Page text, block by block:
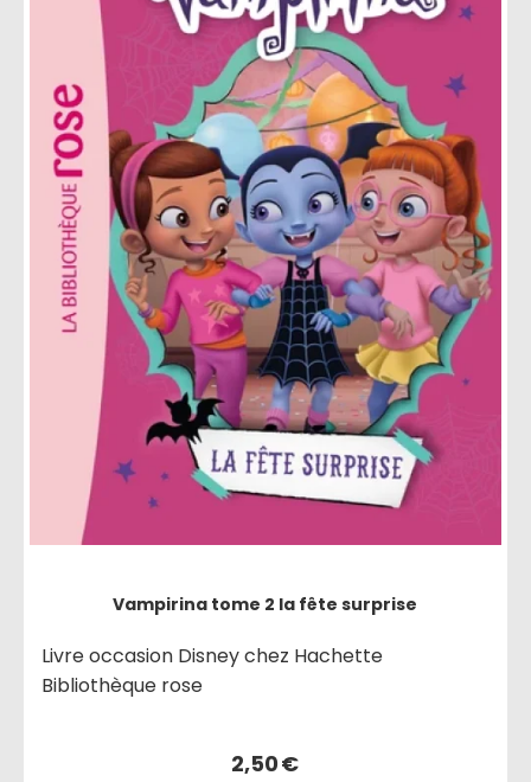
Vampirina tome 2 la fête surprise
Livre occasion Disney chez Hachette
Bibliothèque rose
2,50€